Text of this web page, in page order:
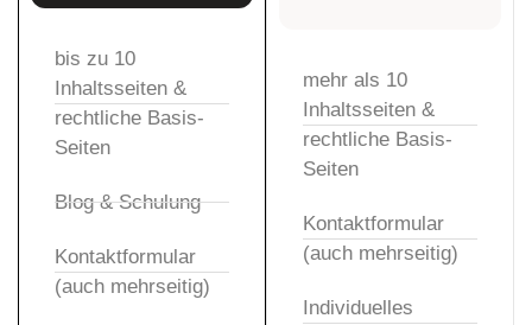
bis zu 10
Inhaltsseiten &
rechtliche Basis-
Seiten
Blog & Schulung
Kontaktformular
(auch mehrseitig)
mehr als 10
Inhaltsseiten &
rechtliche Basis-
Seiten
Kontaktformular
(auch mehrseitig)
Individuelles